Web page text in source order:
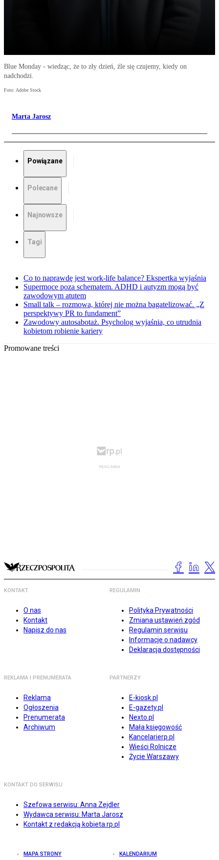
Blue Monday - wiedząc, że to zły dzień, źle się czujemy, kiedy on
nadchodzi.
Foto: Adobe Stock
Marta Jarosz
Powiązane
Polecane
Najnowsze
Tagi
Co to naprawdę jest work-life balance? Ekspertka wyjaśnia
Supermoce poza schematem. ADHD i autyzm mogą być
zawodowym atutem
Small talk – rozmowa, której nie można bagatelizować. „Z
perspektywy PR to fundament”
Zawodowy autosabotaż. Psycholog wyjaśnia, co utrudnia
kobietom robienie kariery
Promowane treści
KONTAKT
O nas
Kontakt
Napisz do nas
REGULAMIN
Polityka Prywatności
Zmiana ustawień zgód
Regulamin serwisu
Informacje o nadawcy
Deklaracja dostępności
REKLAMA I PRENUMERATA
Reklama
Ogłoszenia
Prenumerata
Archiwum
PARTNERZY
E-kiosk.pl
E-gazety.pl
Nexto.pl
Mała księgowość
Kancelarierp.pl
Wieści Rolnicze
Życie Warszawy
KONTAKT DO SERWISU
Szefowa serwisu: Anna Zejdler
Wydawca serwisu: Marta Jarosz
Kontakt z redakcją kobieta.rp.pl
MAPA STRONY KALENDARIUM